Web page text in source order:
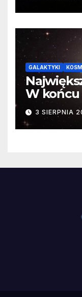
GALAKTYKI
W końcu
3 SIERPNIA